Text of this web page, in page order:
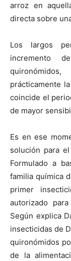
arroz en
directa sobre
Los largos
incremento
prácticamente
coincide el
de mayor
Es en ese
solución para
Formulado a
familia química
primer
autorizado
Según explica
insecticidas de
quironómidos
de la